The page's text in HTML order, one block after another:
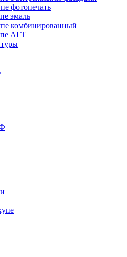
фотопечать
эмаль
комбинированный
АГТ